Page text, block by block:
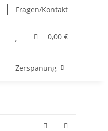
Fragen/Kontakt
0,00 €
Zerspanung